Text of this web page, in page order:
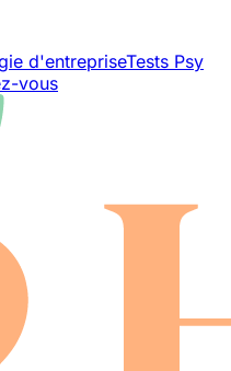
d'entrepriseTests Psy
vous